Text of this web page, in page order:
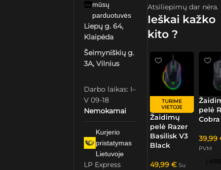
mūsų
parduotuvės
Liepų g. 64,
Klaipėda
Šeimyniškių g.
3A, Vilnius
Darbo laikas: I–
V 09-18
Nemokamai
Kurjerio
pristatymas
Lietuvoje
LP Express
Atsiliepimų dar nėra.
Ieškai kažko
kito ?
TURIME
VIETOJE
Žaidimų
pelė Razer
Basilisk V3
Black
49,99 € Su
pelė
39,99
PVM